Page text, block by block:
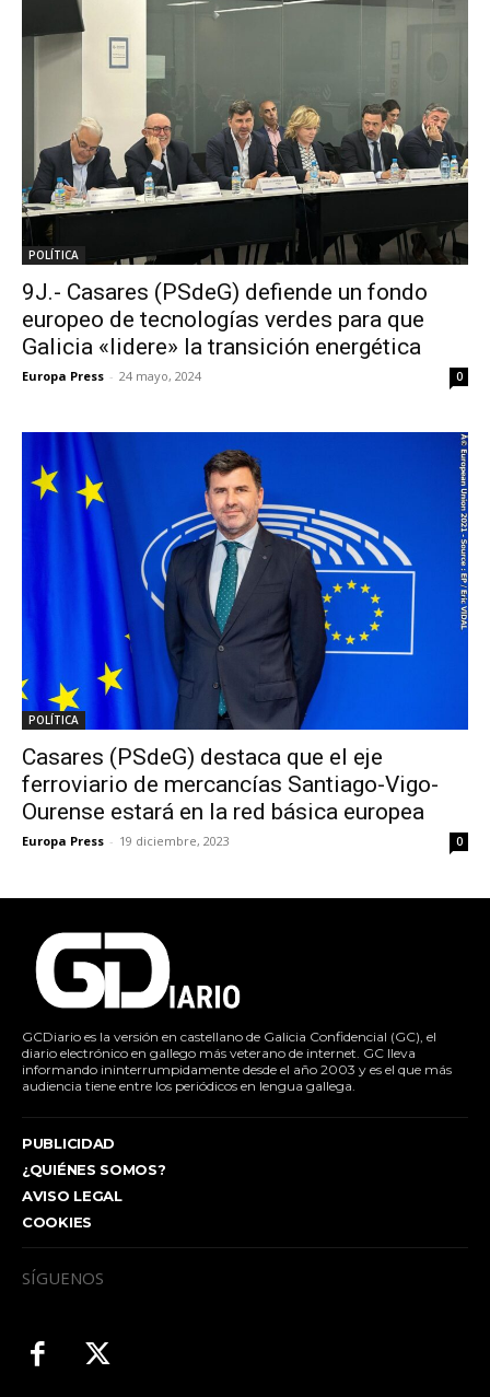
POLÍTICA
9J.- Casares (PSdeG) defiende un fondo
europeo de tecnologías verdes para que
Galicia «lidere» la transición energética
Europa Press - 24 mayo, 2024 0
POLÍTICA
Casares (PSdeG) destaca que el eje
ferroviario de mercancías Santiago-Vigo-
Ourense estará en la red básica europea
Europa Press - 19 diciembre, 2023 0
GCDiario es la versión en castellano de Galicia Confidencial (GC), el
diario electrónico en gallego más veterano de internet. GC lleva
informando ininterrumpidamente desde el año 2003 y es el que más
audiencia tiene entre los periódicos en lengua gallega.
PUBLICIDAD
¿QUIÉNES SOMOS?
AVISO LEGAL
COOKIES
SÍGUENOS